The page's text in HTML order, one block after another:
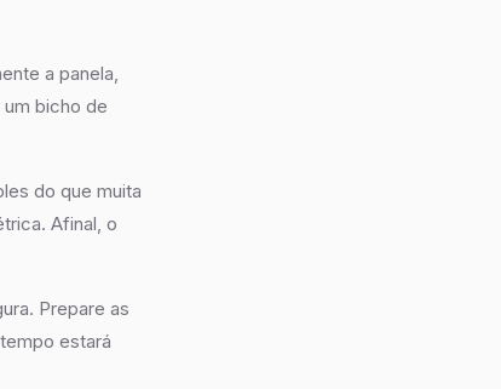
a panela,
bicho de
do que muita
Afinal, o
Prepare as
estará